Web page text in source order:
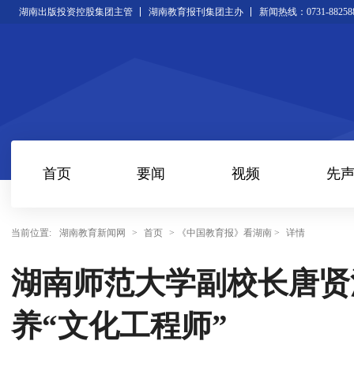
湖南出版投资控股集团主管 湖南教育报刊集团主办 新闻热线：0731-
首页 要闻 视频 先声
当前位置: 湖南教育新闻网 > 首页 > 《中国教育报》看湖南 > 详情
湖南师范大学副校长唐
养“文化工程师”